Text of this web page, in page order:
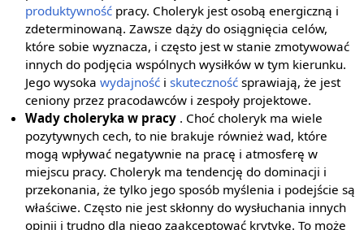
produktywność pracy. Choleryk jest osobą energiczną i
zdeterminowaną. Zawsze dąży do osiągnięcia celów,
które sobie wyznacza, i często jest w stanie zmotywować
innych do podjęcia wspólnych wysiłków w tym kierunku.
Jego wysokawydajność iskuteczność sprawiają, że jest
ceniony przez pracodawców i zespoły projektowe.
Wady choleryka w pracy . Choć choleryk ma wiele
pozytywnych cech, to nie brakuje również wad, które
mogą wpływać negatywnie na pracę i atmosferę w
miejscu pracy. Choleryk ma tendencję do dominacji i
przekonania, że tylko jego sposób myślenia i podejście są
właściwe. Często nie jest skłonny do wysłuchania innych
opinii i trudno dla niego zaakceptować krytykę. To może